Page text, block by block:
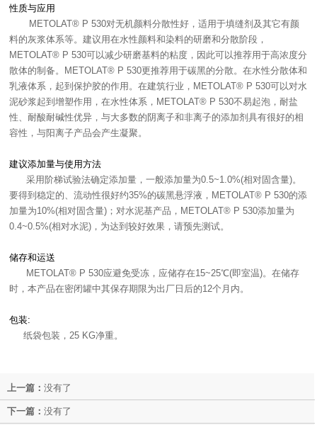
性质与应用
METOLAT® P 530对无机颜料分散性好，适用于填缝剂及其它有颜
料的灰浆体系等。建议用在水性颜料和染料的研磨和分散阶段，
METOLAT® P 530可以减少研磨基料的粘度，因此可以推荐用于高浓度分
散体的制备。METOLAT® P 530更推荐用于碳黑的分散。在水性分散体和
乳液体系，起到保护胶的作用。在建筑行业，METOLAT® P 530可以对水
泥砂浆起到增塑作用，在水性体系，METOLAT® P 530不易起泡，耐盐
性、耐酸耐碱性优异，与大多数的阴离子和非离子的添加剂具有很好的相
容性，与阳离子产品会产生凝聚。
建议添加量与使用方法
采用阶梯试验法确定添加量，一般添加量为0.5~1.0%(相对固含量)。
要得到稳定的、流动性很好约35%的碳黑悬浮液，METOLAT® P 530的添
加量为10%(相对固含量)；对水泥基产品，METOLAT® P 530添加量为
0.4~0.5%(相对水泥)，为达到较好效果，请预先测试。
储存和运送
METOLAT® P 530应避免受冻，应储存在15~25℃(即室温)。在储存
时，本产品在密闭罐中其保存期限为出厂日后的12个月内。
包装:
纸袋包装，25 KG净重。
上一篇： 没有了
下一篇： 没有了